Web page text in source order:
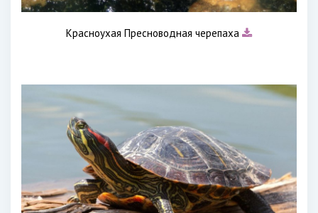
Красноухая Пресноводная черепаха